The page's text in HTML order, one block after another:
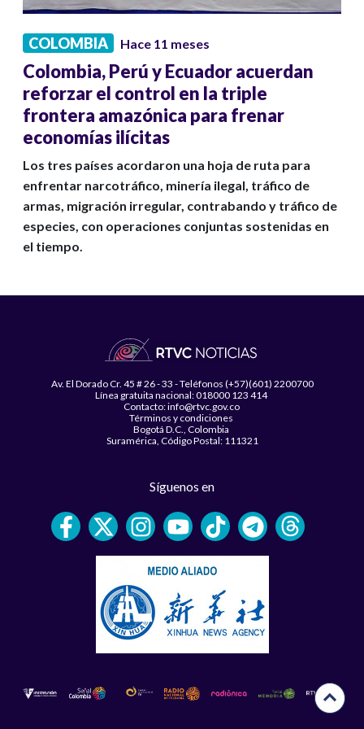
COLOMBIA Hace 11 meses
Colombia, Perú y Ecuador acuerdan
reforzar el control en la triple
frontera amazónica para frenar
economías ilícitas
Los tres países acordaron una hoja de ruta para
enfrentar narcotráfico, minería ilegal, tráfico de
armas, migración irregular, contrabando y tráfico de
especies, con operaciones conjuntas sostenidas en
el tiempo.
Av. El Dorado Cr. 45 # 26 - 33 - Teléfonos (+57)(601) 2200700
Línea gratuita nacional: 018000 123 414
Contacto: info@rtvc.gov.co
Términos y condiciones
Bogotá D.C., Colombia
Suramérica, Código Postal: 111321
Síguenos en